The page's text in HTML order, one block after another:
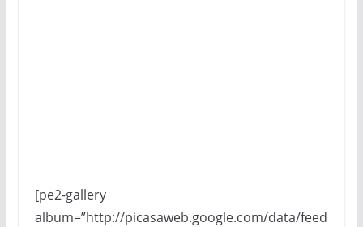
[pe2-gallery
album=”http://picasaweb.google.com/data/feed